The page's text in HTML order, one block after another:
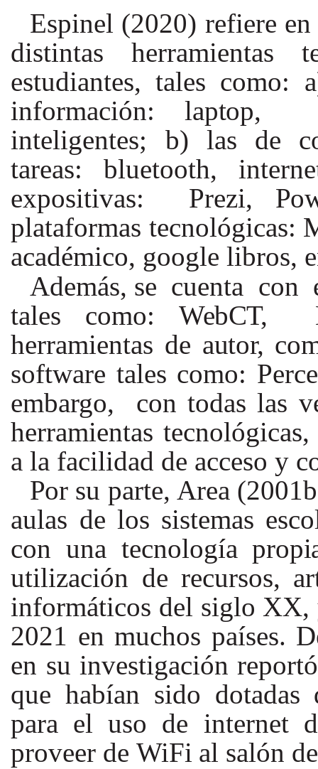
Espinel (2020) refiere
distintas herramientas
estudiantes, tales como:
información:
inteligentes; b) las de
tareas: bluetooth,
expositivas: Prezi,
plataformas tecnológicas:
académico, google libros,
Además, se cuenta
tales como:WebCT,
herramientas de autor,
software tales como:
embargo, con todas las
herramientas
a la facilidad de acceso y
Por su parte, Area
aulas de los sistemas
con una tecnología
utilización de recursos,
informáticos del siglo XX,
2021 en muchos países.
en su investigación
que habían sido dotadas
para el uso de
proveer deWiFi al salón